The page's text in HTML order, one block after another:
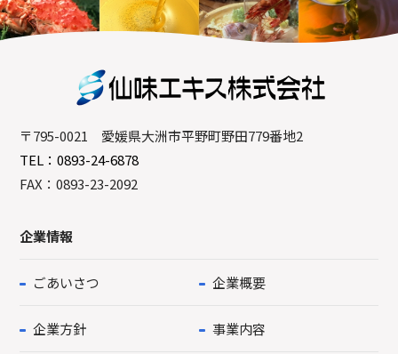
〒795-0021 愛媛県大洲市平野町野田779番地2
TEL：0893-24-6878
FAX：0893-23-2092
企業情報
ごあいさつ 企業概要
企業方針 事業内容